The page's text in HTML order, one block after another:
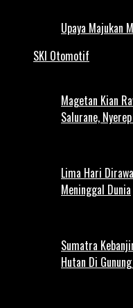
Upaya Majukan
SKI Otomotif
Magetan Kian
Salurane,
Lima Hari
Meninggal Dunia
Sumatra
Hutan Di